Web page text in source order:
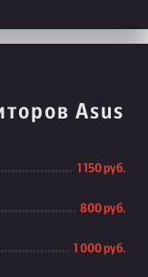
Asus
1 150 руб.
800 руб.
1 000 руб.